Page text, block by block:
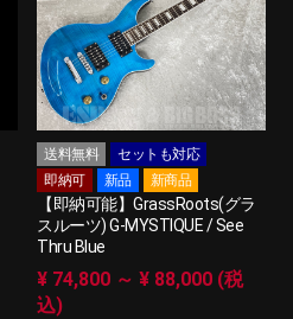
送料無料
セットも対応
即納可
新品 新商品
【即納可能】GrassRoots(グラ
スルーツ) G-MYSTIQUE / See
Thru Blue
¥ 74,800 ～ ¥ 88,000 (税
込)